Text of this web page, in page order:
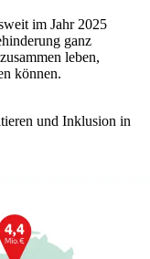
im Jahr 2025
ganz
leben,
können.
und Inklusion in